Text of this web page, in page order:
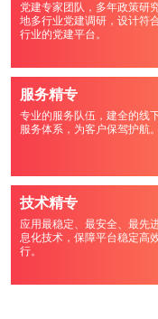
党建专家团队，多年政策研
地多行业党建调研，设计符
行业的党建平台。
服务精专
专业的服务队伍，建全的线
服务体系，为客户保驾护航。
技术精专
应用最稳定、最安全、最先
息化技术，保障平台稳定高
行。